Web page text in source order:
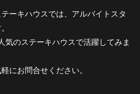
ーキハウスでは、アルバイトスタ
気のステーキハウスで活躍してみま
にお問合せください。